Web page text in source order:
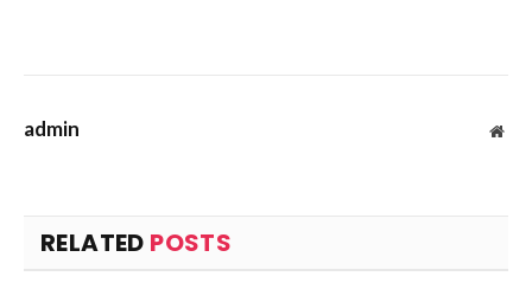
admin
RELATED POSTS